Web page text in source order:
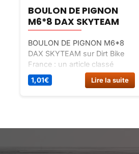
BOULON DE PIGNON
M6*8 DAX SKYTEAM
BOULON DE PIGNON M6*8
DAX SKYTEAM sur Dirt Bike
France : un article classé
pièces détachées dax 12v,
spécial bas moteur dax 12v.
1,01€ Lire la suite